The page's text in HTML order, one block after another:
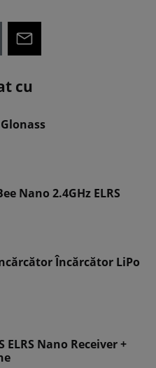
cu
Glonass
Nano 2.4GHz ELRS
Încărcător LiPo
ELRS Nano Receiver +